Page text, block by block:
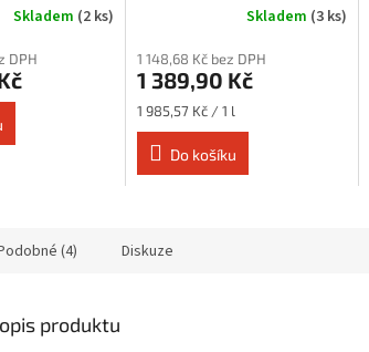
Skladem (2 ks)
DPH
Skladem (3 ks)
1 148,68 Kč bez DPH
1 389,90 Kč
Měrná
cena:
1 985,57 Kč / 1 l
Do košíku
(4) Diskuze
produktu